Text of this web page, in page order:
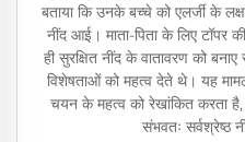
बताया कि उनके बच्चे को एलर्जी के
नींद आई। माता-पिता के लिए टॉपर
ही सुरक्षित नींद के वातावरण को
विशेषताओं को महत्व देते थे। यह
चयन के महत्व को रेखांकित करता है,
संभवतः सर्वश्रेष्ठ